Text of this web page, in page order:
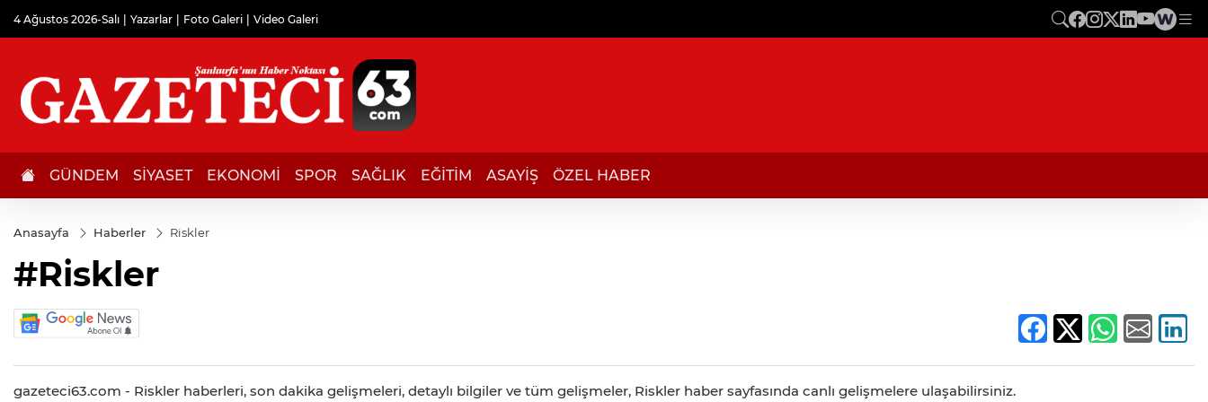
4 Ağustos 2026-Salı Yazarlar Foto Galeri Video Galeri
GÜNDEM SİYASET EKONOMİ SPOR SAĞLIK EĞİTİM ASAYİŞ ÖZEL HABER
Anasayfa Haberler Riskler
#Riskler
gazeteci63.com - Riskler haberleri, son dakika gelişmeleri, detaylı bilgiler ve tüm gelişmeler, Riskler haber sayfasında canlı gelişmelere ulaşabilirsiniz.